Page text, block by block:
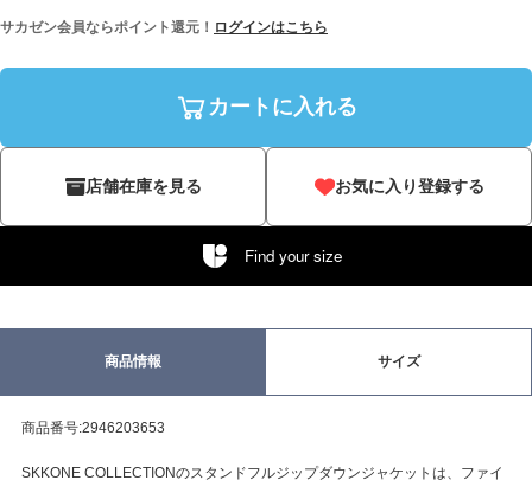
サカゼン会員ならポイント還元！ ログインはこちら
カートに入れる
店舗在庫を見る お気に入り登録する
Find your size
商品情報 サイズ
商品番号:2946203653
SKKONE COLLECTIONのスタンドフルジップダウンジャケットは、ファイ